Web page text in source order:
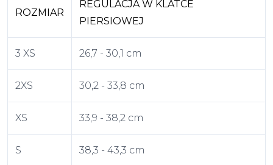
ROZMIAR
REGULACJA W KLATCE
PIERSIOWEJ
3 XS 26,7 - 30,1 cm
2XS 30,2 - 33,8 cm
XS 33,9 - 38,2 cm
S 38,3 - 43,3 cm